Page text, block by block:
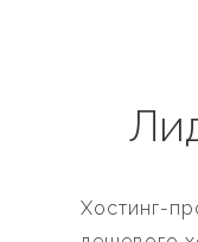
Хостинг-